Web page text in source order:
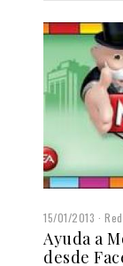
15/01/2013
Ayuda a
desde